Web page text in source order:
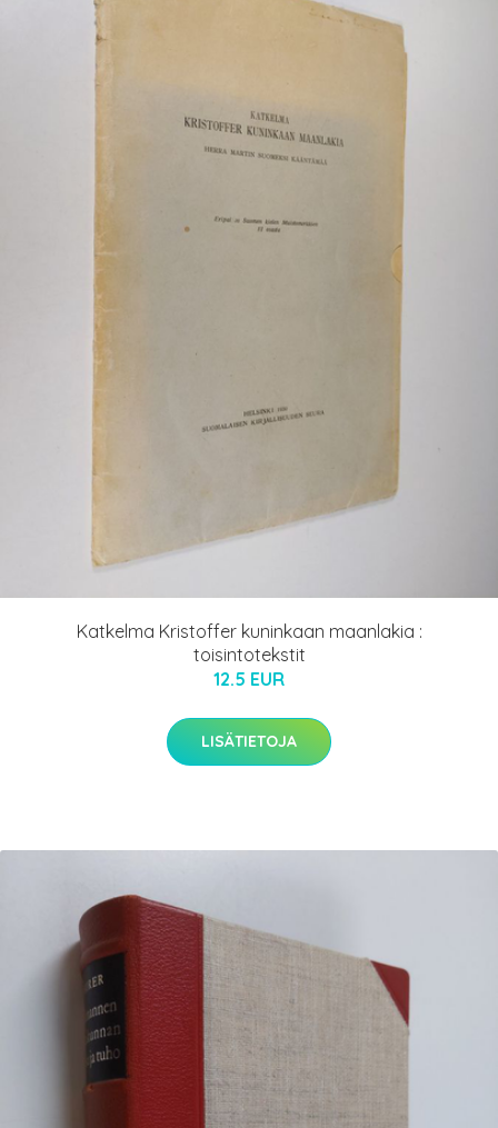
Katkelma Kristoffer kuninkaan maanlakia :
toisintotekstit
12.5 EUR
LISÄTIETOJA